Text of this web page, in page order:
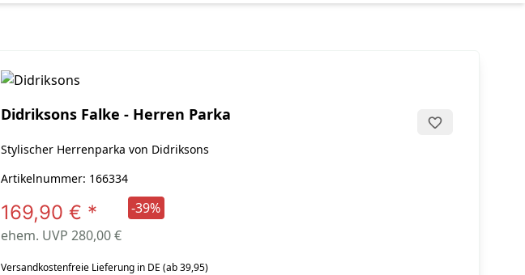
Didriksons Falke - Herren Parka
Stylischer Herrenparka von Didriksons
Artikelnummer: 166334
169,90 € *
ehem. UVP 280,00 €
-39%
Versandkostenfreie Lieferung in DE (ab 39,95)